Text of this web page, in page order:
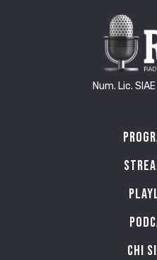
Num. Lic.
Chi